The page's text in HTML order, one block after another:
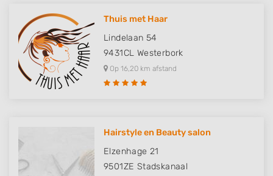
Thuis met Haar
Lindelaan 54
9431CL Westerbork
Op 16,20 km afstand
Hairstyle en Beauty salon
Elzenhage 21
9501ZE Stadskanaal